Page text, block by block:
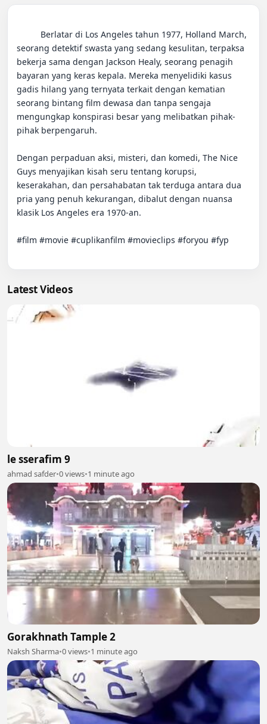
seorang detektif swasta yang sedang kesulitan, terpaksa
bekerja sama dengan Jackson Healy, seorang penagih
bayaran yang keras kepala. Mereka menyelidiki kasus
gadis hilang yang ternyata terkait dengan kematian
seorang bintang film dewasa dan tanpa sengaja
mengungkap konspirasi besar yang melibatkan pihak-
pihak berpengaruh.
Dengan perpaduan aksi, misteri, dan komedi, The Nice
Guys menyajikan kisah seru tentang korupsi,
keserakahan, dan persahabatan tak terduga antara dua
pria yang penuh kekurangan, dibalut dengan nuansa
klasik Los Angeles era 1970-an.
#film #movie #cuplikanfilm #movieclips #foryou #fyp
Latest Videos
le sserafim 9
ahmad safder•0 views•1 minute ago
Gorakhnath Tample 2
Naksh Sharma•0 views•1 minute ago